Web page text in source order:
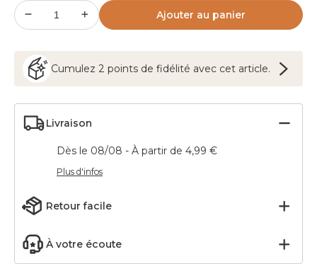
Ajouter au panier
Cumulez 2 points de fidélité avec cet article.
Livraison
Dès le 08/08 - À partir de 4,99 €
Plus d'infos
Retour facile
À votre écoute